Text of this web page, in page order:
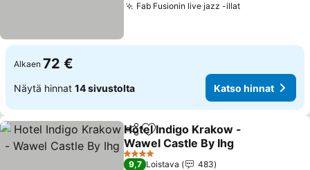
Fab Fusionin live jazz -illatKatso hinnat
Alkaen 72 €
Näytä hinnat 14 sivustolta Katso hinnat
Jaa Lisää suosikkeihin
Hotel Indigo Krakow -
Wawel Castle By Ihg
Katso hinnat
4 Tähtiluokitus
9,7 Loistava
483